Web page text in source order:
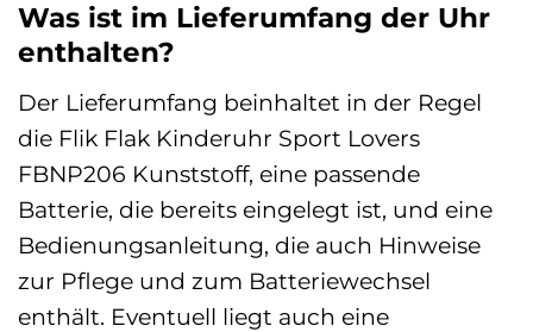
Was ist im Lieferumfang der Uhr
enthalten?
Der Lieferumfang beinhaltet in der Regel
die Flik Flak Kinderuhr Sport Lovers
FBNP206 Kunststoff, eine passende
Batterie, die bereits eingelegt ist, und eine
Bedienungsanleitung, die auch Hinweise
zur Pflege und zum Batteriewechsel
enthält. Eventuell liegt auch eine